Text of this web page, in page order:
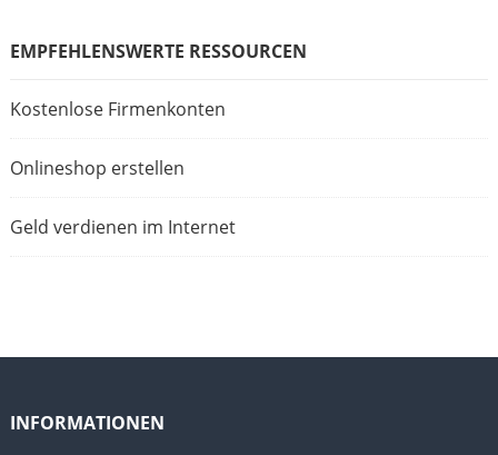
EMPFEHLENSWERTE RESSOURCEN
Kostenlose Firmenkonten
Onlineshop erstellen
Geld verdienen im Internet
INFORMATIONEN